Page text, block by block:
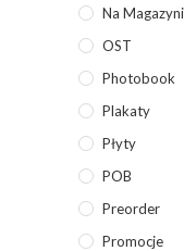
Na
OST
Photobook
Plakaty
Płyty
POB
Preorder
Promocje